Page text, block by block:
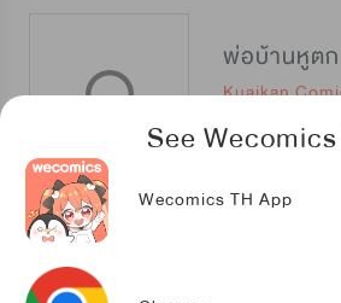
See
Wecomics TH App
พ่อบ้านหูตก
Kuaikan
งับผมทีคุณ